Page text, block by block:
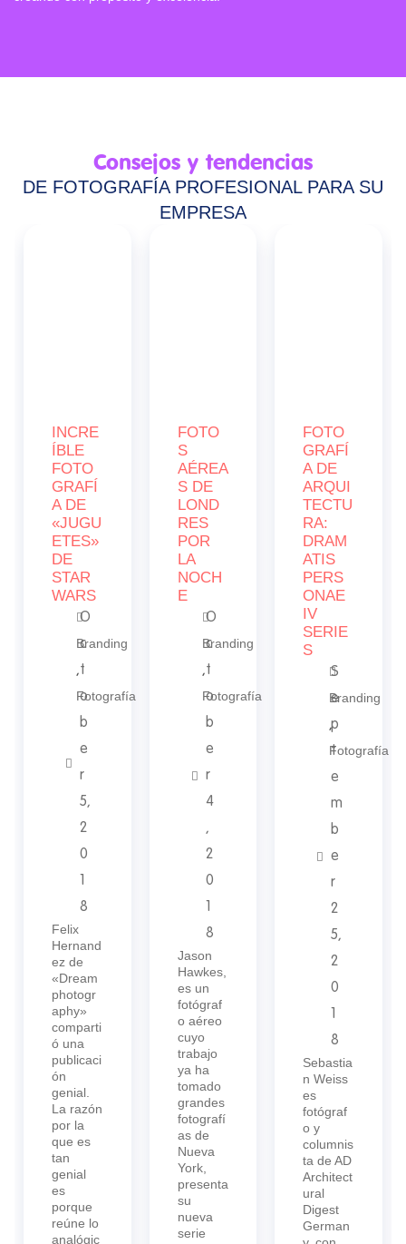
Consejos y tendencias
DE FOTOGRAFÍA PROFESIONAL PARA SU
EMPRESA
INCRE
ÍBLE
FOTO
GRAFÍ
A DE
«JUGU
ETES»
DE
STAR
WARS
O
c
t
o
b
e
r
5,
2
0
8
Branding
,
Fotografía
Felix
Hernand
ez de
«Dream
photogr
aphy»
comparti
ó una
publicaci
ón
genial.
La razón
por la
que es
tan
genial
es
porque
reúne lo
analógic
FOTO
S
AÉREA
S DE
LOND
RES
POR
LA
NOCH
E
O
c
t
o
b
e
r
4
,
2
0
8
Branding
,
Fotografía
Jason
Hawkes,
es un
fotógraf
o aéreo
cuyo
trabajo
ya ha
tomado
grandes
fotografí
as de
Nueva
York,
presenta
su
nueva
serie
FOTO
GRAFÍ
A DE
ARQUI
TECTU
RA:
DRAM
ATIS
PERS
ONAE
IV
SERIE
S
S
e
p
t
e
m
b
e
r
2
5,
2
0
8
Branding
,
Fotografía
Sebastia
n Weiss
es
fotógraf
o y
columnis
ta de AD
Architect
ural
Digest
German